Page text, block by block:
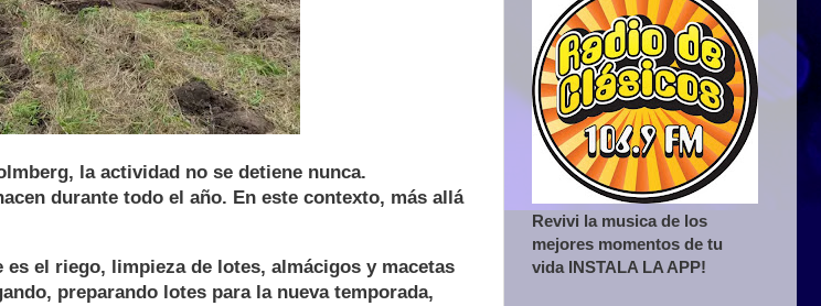
la actividad no se detiene nunca.
durante todo el año. En este contexto, más allá
el riego, limpieza de lotes, almácigos y macetas
preparando lotes para la nueva temporada,
Revivi la musica de los
mejores momentos de tu
vida INSTALA LA APP!